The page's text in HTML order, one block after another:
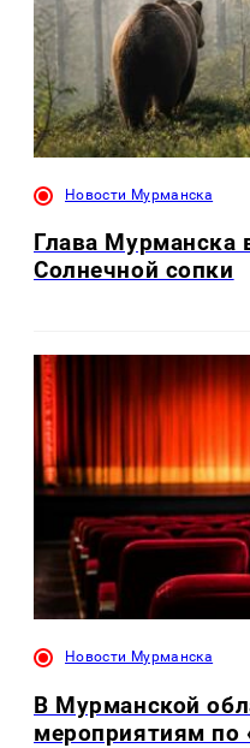
Новости Мурманска
Глава Мурманска
Солнечной сопки
Новости Мурманска
В Мурманской
мероприятиям по